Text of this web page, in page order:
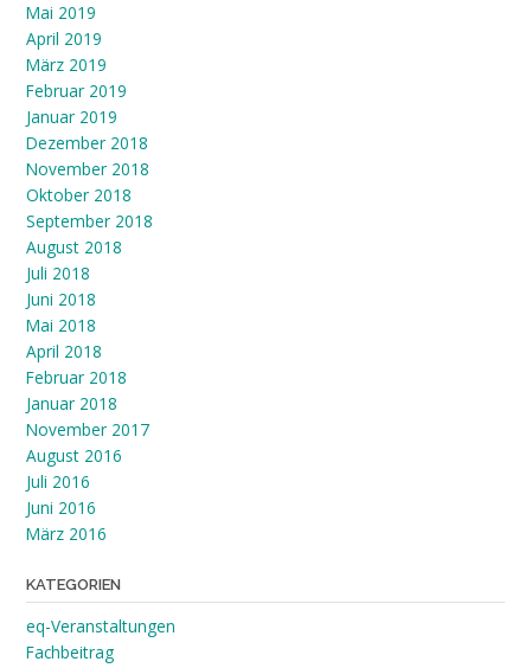
Mai 2019
April 2019
März 2019
Februar 2019
Januar 2019
Dezember 2018
November 2018
Oktober 2018
September 2018
August 2018
Juli 2018
Juni 2018
Mai 2018
April 2018
Februar 2018
Januar 2018
November 2017
August 2016
Juli 2016
Juni 2016
März 2016
KATEGORIEN
eq-Veranstaltungen
Fachbeitrag